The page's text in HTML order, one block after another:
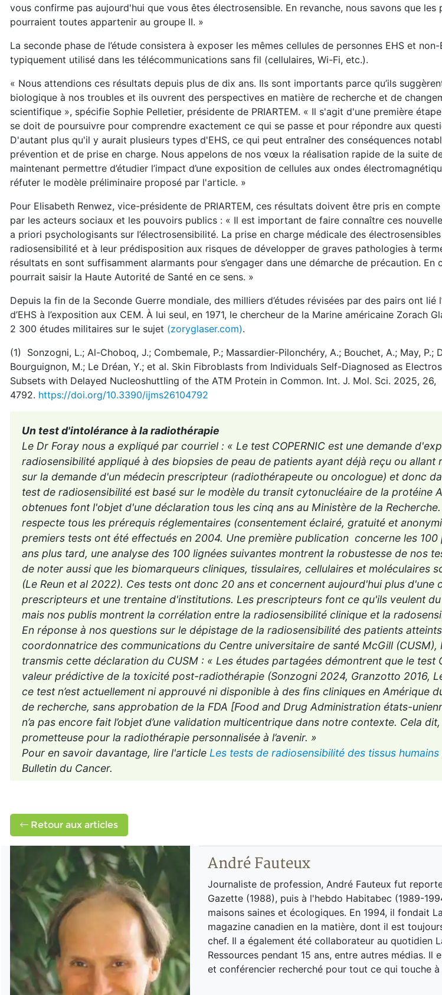
vous confirme pas aujourd'hui que vous êtes électrosensible. En revanche, nous savons que les
pourraient toutes appartenir au groupe II. »
La seconde phase de l’étude consistera à exposer les mêmes cellules de personnes EHS et
typiquement utilisé dans les télécommunications sans fil (cellulaires, Wi-Fi, etc.).
« Nous attendions ces résultats depuis plus de dix ans. Ils sont importants parce qu’ils
biologique à nos troubles et ils ouvrent des perspectives en matière de recherche et de
scientifique », spécifie Sophie Pelletier, présidente de PRIARTEM. « Il s'agit d'une première
se doit de poursuivre pour comprendre exactement ce qui se passe et pour répondre aux
D'autant plus qu'il y aurait plusieurs types d'EHS, ce qui peut entraîner des conséquences
prévention et de prise en charge. Nous appelons de nos vœux la réalisation rapide de la suite
maintenant permettre d’étudier l’impact d’une exposition de cellules aux ondes
réfuter le modèle préliminaire proposé par l'article. »
Pour Elisabeth Renwez, vice-présidente de PRIARTEM, ces résultats doivent être pris en
par les acteurs sociaux et les pouvoirs publics : « Il est important de faire connaître ces
a priori psychologisants sur l’électrosensibilité. La prise en charge médicale des
radiosensibilité et à leur prédisposition aux risques de développer de graves pathologies à
résultats en sont suffisamment alarmants pour s’engager dans une démarche de précaution. En
pourrait saisir la Haute Autorité de Santé en ce sens. »
Depuis la fin de la Seconde Guerre mondiale, des milliers d’études révisées par des pairs ont lié
d’EHS à l’exposition aux CEM. À lui seul, en 1971, le chercheur de la Marine américaine Zorach
2 300 études militaires sur le sujet (zoryglaser.com).
(1) Sonzogni, L.; Al-Choboq, J.; Combemale, P.; Massardier-Pilonchéry, A.; Bouchet, A.; May, P.;
Bourguignon, M.; Le Dréan, Y.; et al. Skin Fibroblasts from Individuals Self-Diagnosed as
Subsets with Delayed Nucleoshuttling of the ATM Protein in Common. Int. J. Mol. Sci. 2025, 26,
4792. https://doi.org/10.3390/ijms26104792
Un test d'intolérance à la radiothérapie
Le Dr Foray nous a expliqué par courriel : « Le test COPERNIC est une demande
radiosensibilité appliqué à des biopsies de peau de patients ayant déjà reçu ou
sur la demande d'un médecin prescripteur (radiothérapeute ou oncologue) et donc
test de radiosensibilité est basé sur le modèle du transit cytonucléaire de la protéine
obtenues font l'objet d'une déclaration tous les cinq ans au Ministère de la
respecte tous les prérequis réglementaires (consentement éclairé, gratuité et
premiers tests ont été effectués en 2004. Une première publication concerne les 100
ans plus tard, une analyse des 100 lignées suivantes montrent la robustesse de nos
de noter aussi que les biomarqueurs cliniques, tissulaires, cellulaires et moléculaires
(Le Reun et al 2022). Ces tests ont donc 20 ans et concernent aujourd'hui plus d'une
prescripteurs et une trentaine d'institutions. Les prescripteurs font ce qu'ils veulent
mais nos publis montrent la corrélation entre la radiosensibilité clinique et la
En réponse à nos questions sur le dépistage de la radiosensibilité des patients
coordonnatrice des communications du Centre universitaire de santé McGill (CUSM),
transmis cette déclaration du CUSM : « Les études partagées démontrent que le test
valeur prédictive de la toxicité post-radiothérapie (Sonzogni 2024, Granzotto 2016,
ce test n’est actuellement ni approuvé ni disponible à des fins cliniques en Amérique
de recherche, sans approbation de la FDA [Food and Drug Administration états-
n’a pas encore fait l’objet d’une validation multicentrique dans notre contexte. Cela dit,
prometteuse pour la radiothérapie personnalisée à l’avenir. »
Pour en savoir davantage, lire l'article Les tests de radiosensibilité des tissus humains
Bulletin du Cancer.
Retour aux articles
André Fauteux
Journaliste de profession, André Fauteux fut
Gazette (1988), puis à l'hebdo Habitabec (1989-
maisons saines et écologiques. En 1994, il fondait
magazine canadien en la matière, dont il est
chef. Il a également été collaborateur au quotidien
Ressources pendant 15 ans, entre autres médias. Il
et conférencier recherché pour tout ce qui touche